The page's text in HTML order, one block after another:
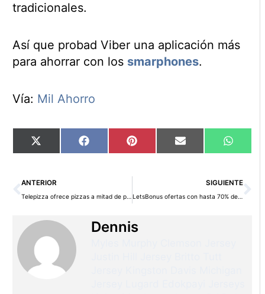
tradicionales.
Así que probad Viber una aplicación más
para ahorrar con los smarphones.
Vía: Mil Ahorro
Compartir
en
X
(Twitter)
Compartir
en
Facebook Compartir
en
Pinterest Compartir
en
Email
en
Ant
ANTERIOR
Telepizza ofrece pizzas a mitad de precio
SIGUIENTE
LetsBonus ofertas con hasta 70% de descuento
Dennis